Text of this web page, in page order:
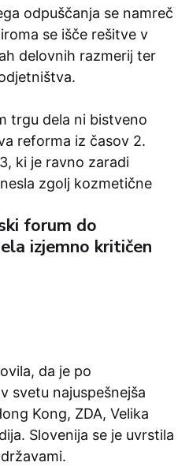
odpuščanja se namreč
se išče rešitve v
delovnih razmerij ter
trgu dela ni bistveno
reforma iz časov 2.
ki je ravno zaradi
zgolj kozmetične
forum do
izjemno kritičen
da je po
svetu najuspešnejša
Kong, ZDA, Velika
Slovenija se je uvrstila